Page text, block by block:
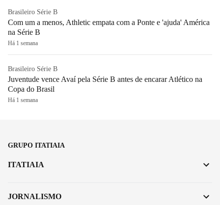
Brasileiro Série B
Com um a menos, Athletic empata com a Ponte e 'ajuda' América
na Série B
Há 1 semana
Brasileiro Série B
Juventude vence Avaí pela Série B antes de encarar Atlético na
Copa do Brasil
Há 1 semana
GRUPO ITATIAIA
ITATIAIA
JORNALISMO